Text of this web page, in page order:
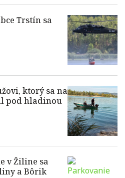
Trstín sa
ktorý sa na
pod hladinou
v Žiline sa
a Bôrik